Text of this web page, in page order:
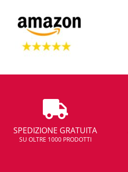
SPEDIZIONE GRATUITA
SU OLTRE 1000 PRODOTTI